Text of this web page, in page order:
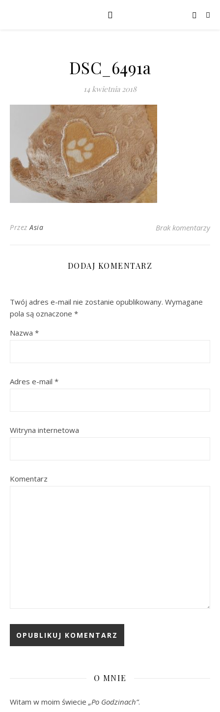
DSC_6491a
14 kwietnia 2018
PrzezAsia Brak komentarzy
DODAJ KOMENTARZ
Twój adres e-mail nie zostanie opublikowany. Wymagane
pola są oznaczone *
Nazwa *
Adres e-mail *
Witryna internetowa
Komentarz
O MNIE
Witam w moim świecie „Po Godzinach”.